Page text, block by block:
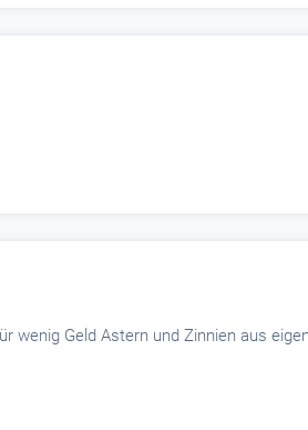
wenig Geld Astern und Zinnien aus